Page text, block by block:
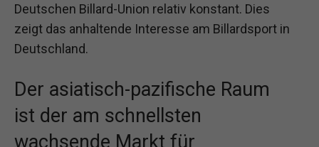
Deutschen Billard-Union relativ konstant. Dies
zeigt das anhaltende Interesse am Billardsport in
Deutschland.
Der asiatisch-pazifische Raum
ist der am schnellsten
wachsende Markt für